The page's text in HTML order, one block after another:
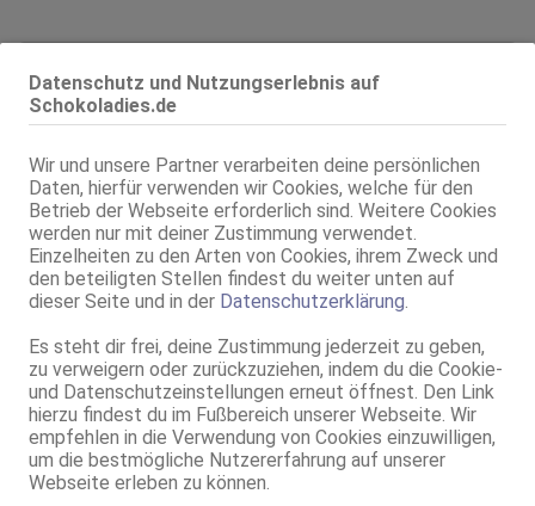
Datenschutz und Nutzungserlebnis auf
Schokoladies.de
Wir und unsere Partner verarbeiten deine persönlichen
Daten, hierfür verwenden wir Cookies, welche für den
Betrieb der Webseite erforderlich sind. Weitere Cookies
werden nur mit deiner Zustimmung verwendet.
Einzelheiten zu den Arten von Cookies, ihrem Zweck und
den beteiligten Stellen findest du weiter unten auf
dieser Seite und in der Datenschutzerklärung
Es steht dir frei, deine Zustimmung jederzeit zu geben,
zu verweigern oder zurückzuziehen, indem du die Cookie-
und Datenschutzeinstellungen erneut öffnest. Den Link
hierzu findest du im Fußbereich unserer Webseite. Wir
empfehlen in die Verwendung von Cookies einzuwilligen,
um die bestmögliche Nutzererfahrung auf unserer
Webseite erleben zu können.
Geschlecht: weiblich
Körpergröße: 169 cm
Oberweite: 75 B, fest
Typ: afrikanisch
KF: 34
Intimbereich: total rasiert
Haare:
dunkelblond, schulterlang,
wellig
Haut: bräunlich
Sprachen:
Deutsch
Englisch
Verkehr:
GV
Franz.
Franz. bei Ihr
Franz. beidseitig